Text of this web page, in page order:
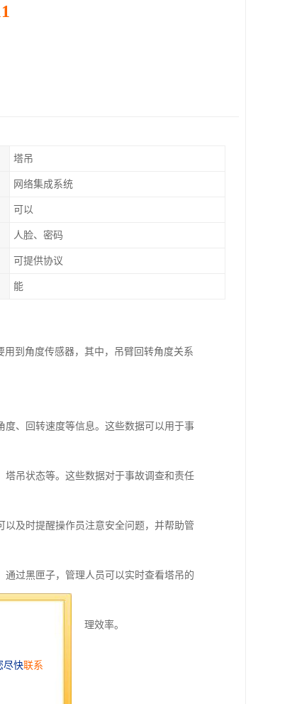
塔吊
网络集成系统
可以
人脸、密码
可提供协议
能
到角度传感器，其中，吊臂回转角度关系
、回转速度等信息。这些数据可以用于事
吊状态等。这些数据对于事故调查和责任
及时提醒操作员注意安全问题，并帮助管
过黑匣子，管理人员可以实时查看塔吊的
吊的安全性和管理效率。